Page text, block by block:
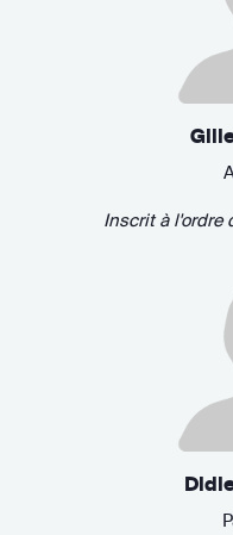
Inscrit à l'ordre